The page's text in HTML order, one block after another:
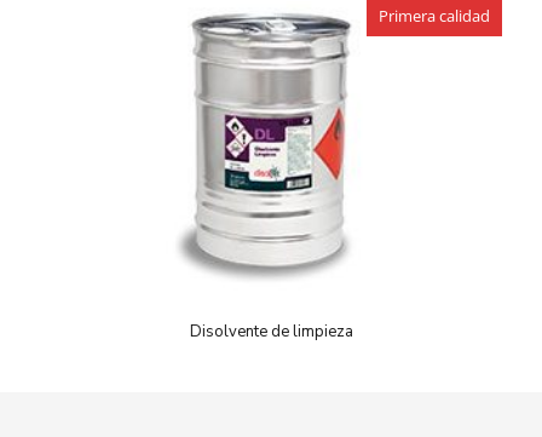
Primera calidad
Disolvente de limpieza